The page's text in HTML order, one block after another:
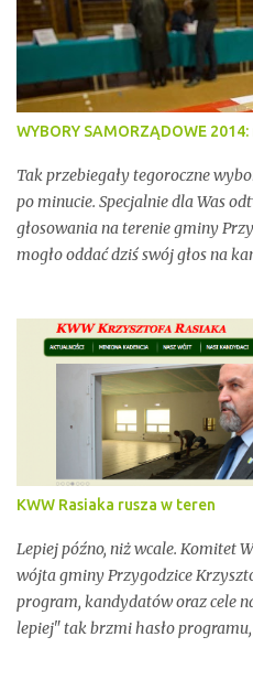
zagrożeń związanych z brakiem
niewystarczającym wsparciem
WYBORY SAMORZĄDOWE
Tak przebiegały tegoroczne
po minucie. Specjalnie dla Was
głosowania na terenie gminy
mogło oddać dziś swój głos na
uważać. Incydentów podczas
Wszystko zawarte zostanie w
Zaczynamy! Wystarczy, że
pojawią się w tym poście.
KWW Rasiaka rusza w teren
Lepiej późno, niż wcale. Komitet
wójta gminy Przygodzice
program, kandydatów oraz cele
lepiej" tak brzmi hasło